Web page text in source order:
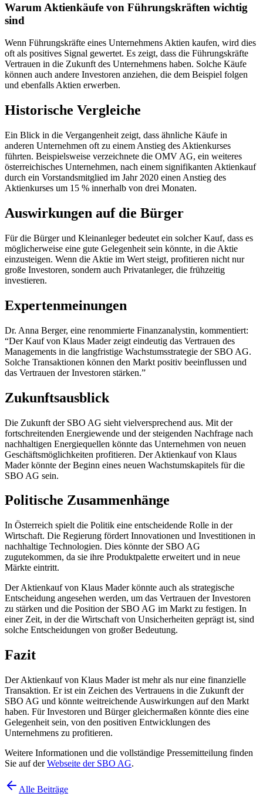
Warum Aktienkäufe von Führungskräften wichtig
sind
Wenn Führungskräfte eines Unternehmens Aktien kaufen, wird dies
oft als positives Signal gewertet. Es zeigt, dass die Führungskräfte
Vertrauen in die Zukunft des Unternehmens haben. Solche Käufe
können auch andere Investoren anziehen, die dem Beispiel folgen
und ebenfalls Aktien erwerben.
Historische Vergleiche
Ein Blick in die Vergangenheit zeigt, dass ähnliche Käufe in
anderen Unternehmen oft zu einem Anstieg des Aktienkurses
führten. Beispielsweise verzeichnete die OMV AG, ein weiteres
österreichisches Unternehmen, nach einem signifikanten Aktienkauf
durch ein Vorstandsmitglied im Jahr 2020 einen Anstieg des
Aktienkurses um 15 % innerhalb von drei Monaten.
Auswirkungen auf die Bürger
Für die Bürger und Kleinanleger bedeutet ein solcher Kauf, dass es
möglicherweise eine gute Gelegenheit sein könnte, in die Aktie
einzusteigen. Wenn die Aktie im Wert steigt, profitieren nicht nur
große Investoren, sondern auch Privatanleger, die frühzeitig
investieren.
Expertenmeinungen
Dr. Anna Berger, eine renommierte Finanzanalystin, kommentiert:
“Der Kauf von Klaus Mader zeigt eindeutig das Vertrauen des
Managements in die langfristige Wachstumsstrategie der SBO AG.
Solche Transaktionen können den Markt positiv beeinflussen und
das Vertrauen der Investoren stärken.”
Zukunftsausblick
Die Zukunft der SBO AG sieht vielversprechend aus. Mit der
fortschreitenden Energiewende und der steigenden Nachfrage nach
nachhaltigen Energiequellen könnte das Unternehmen von neuen
Geschäftsmöglichkeiten profitieren. Der Aktienkauf von Klaus
Mader könnte der Beginn eines neuen Wachstumskapitels für die
SBO AG sein.
Politische Zusammenhänge
In Österreich spielt die Politik eine entscheidende Rolle in der
Wirtschaft. Die Regierung fördert Innovationen und Investitionen in
nachhaltige Technologien. Dies könnte der SBO AG
zugutekommen, da sie ihre Produktpalette erweitert und in neue
Märkte eintritt.
Der Aktienkauf von Klaus Mader könnte auch als strategische
Entscheidung angesehen werden, um das Vertrauen der Investoren
zu stärken und die Position der SBO AG im Markt zu festigen. In
einer Zeit, in der die Wirtschaft von Unsicherheiten geprägt ist, sind
solche Entscheidungen von großer Bedeutung.
Fazit
Der Aktienkauf von Klaus Mader ist mehr als nur eine finanzielle
Transaktion. Er ist ein Zeichen des Vertrauens in die Zukunft der
SBO AG und könnte weitreichende Auswirkungen auf den Markt
haben. Für Investoren und Bürger gleichermaßen könnte dies eine
Gelegenheit sein, von den positiven Entwicklungen des
Unternehmens zu profitieren.
Weitere Informationen und die vollständige Pressemitteilung finden
Sie auf derWebseite der SBO AG.
Alle Beiträge